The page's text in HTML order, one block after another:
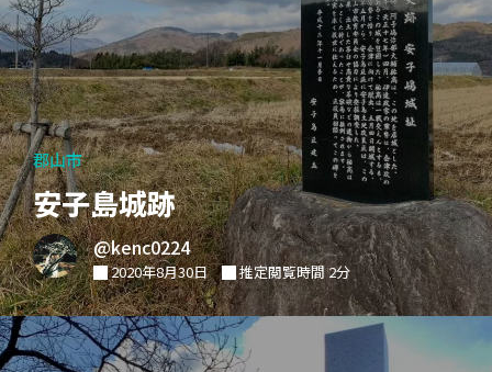
郡山市
安子島城跡
@kenc0224
2020年8月30日 推定閲覧時間 2分